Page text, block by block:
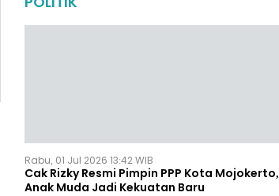
Rabu, 01 Jul 2026 13:42 WIB
Cak Rizky Resmi Pimpin PPP Kota Mojokerto,
Anak Muda Jadi Kekuatan Baru